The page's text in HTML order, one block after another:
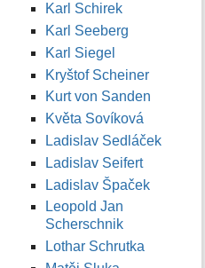
Karl Schirek
Karl Seeberg
Karl Siegel
Kryštof Scheiner
Kurt von Sanden
Květa Sovíková
Ladislav Sedláček
Ladislav Seifert
Ladislav Špaček
Leopold Jan
Scherschnik
Lothar Schrutka